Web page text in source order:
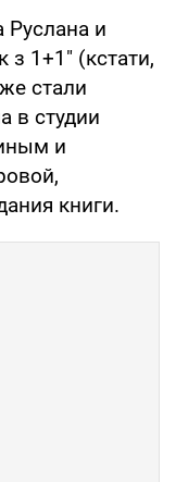
Руслана и
1+1" (кстати,
стали
в студии
и
книги.